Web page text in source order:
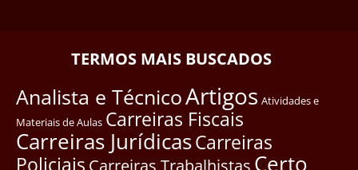
TERMOS MAIS BUSCADOS
Analista e TécnicoArtigos Atividades e
Materiais de Aulas Carreiras Fiscais
Carreiras JurídicasCarreiras
Policiais
Certo